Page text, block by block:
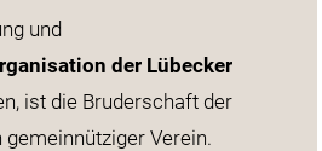
und
der Lübecker
ist die Bruderschaft der
gemeinnütziger Verein.